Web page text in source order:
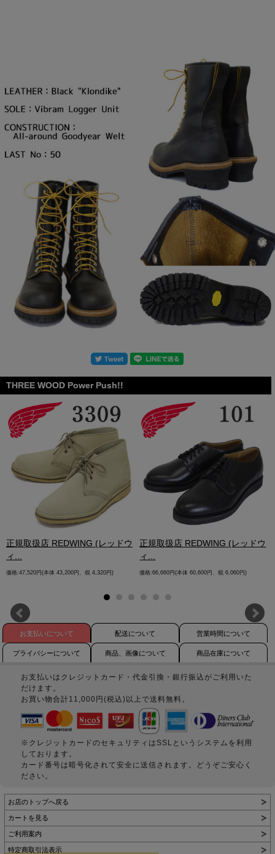
THREE WOOD Power Push!!
正規取扱店 REDWING (レッドウ
ィ...
価格:47,520円(本体 43,200円、税 4,320円)
正規取扱店 REDWING (レッドウ
ィ...
価格:66,660円(本体 60,600円、税 6,060円)
お支払いについて 配送について 営業時間について
プライバシーについて 商品、画像について 商品在庫について
お支払いはクレジットカード・代金引換・銀行振込がご利用いた
だけます。
お買い物合計11,000円(税込)以上で送料無料。
※クレジットカードのセキュリティはSSLというシステムを利用
しております。
カード番号は暗号化されて安全に送信されます。どうぞご安心く
ださい。
お店のトップへ戻る
カートを見る
ご利用案内
特定商取引法表示